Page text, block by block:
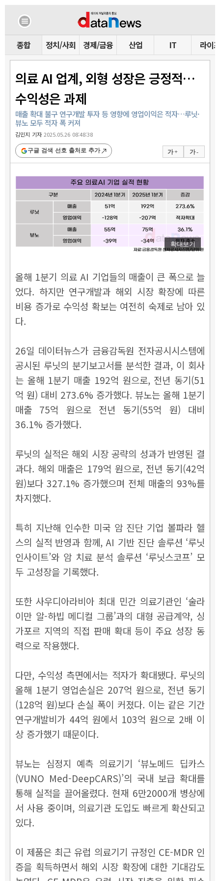
종합 정치/사회 경제/금융 산업 IT 라이프
의료 AI 업계, 외형 성장은 긍정적…
수익성은 과제
매출 확대 불구 연구개발 투자 등 영향에 영업이익은 적자…루닛·
뷰노 모두 적자 폭 커져
김민지 기자2025.05.26 08:48:38
가 + 가 -
구글 검색 선호 출처로 추가
확대보기
올해 1분기 의료 AI 기업들의 매출이 큰 폭으로 늘
었다. 하지만 연구개발과 해외 시장 확장에 따른
비용 증가로 수익성 확보는 여전히 숙제로 남아 있
다.
26일 데이터뉴스가 금융감독원 전자공시시스템에
공시된 루닛의 분기보고서를 분석한 결과, 이 회사
는 올해 1분기 매출 192억 원으로, 전년 동기(51
억 원) 대비 273.6% 증가했다. 뷰노는 올해 1분기
매출 75억 원으로 전년 동기(55억 원) 대비
36.1% 증가했다.
루닛의 실적은 해외 시장 공략의 성과가 반영된 결
과다. 해외 매출은 179억 원으로, 전년 동기(42억
원)보다 327.1% 증가했으며 전체 매출의 93%를
차지했다.
특히 지난해 인수한 미국 암 진단 기업 볼파라 헬
스의 실적 반영과 함께, AI 기반 진단 솔루션 ‘루닛
인사이트’와 암 치료 분석 솔루션 ‘루닛스코프’ 모
두 고성장을 기록했다.
또한 사우디아라비아 최대 민간 의료기관인 ‘술라
이만 알-하빕 메디컬 그룹’과의 대형 공급계약, 싱
가포르 지역의 직접 판매 확대 등이 주요 성장 동
력으로 작용했다.
다만, 수익성 측면에서는 적자가 확대됐다. 루닛의
올해 1분기 영업손실은 207억 원으로, 전년 동기
(128억 원)보다 손실 폭이 커졌다. 이는 같은 기간
연구개발비가 44억 원에서 103억 원으로 2배 이
상 증가했기 때문이다.
뷰노는 심정지 예측 의료기기 ‘뷰노메드 딥카스
(VUNO Med-DeepCARS)’의 국내 보급 확대를
통해 실적을 끌어올렸다. 현재 6만2000개 병상에
서 사용 중이며, 의료기관 도입도 빠르게 확산되고
있다.
이 제품은 최근 유럽 의료기기 규정인 CE-MDR 인
증을 획득하면서 해외 시장 확장에 대한 기대감도